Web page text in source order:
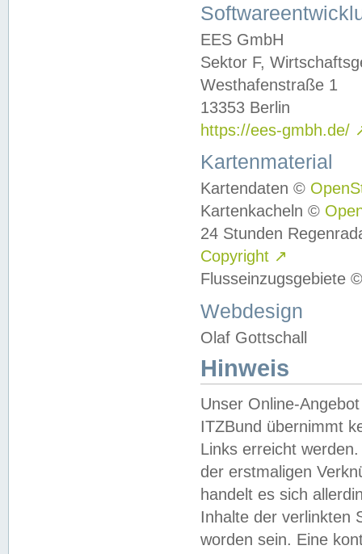
EES GmbH
Sektor F,
Westhafenstraße 1
13353 Berlin
https://ees-gmbh.de/
Kartenmaterial
Kartendaten ©
Kartenkacheln ©
24 Stunden
Copyright ↗
Flusseinzugsgebiete
Webdesign
Olaf Gottschall
Hinweis
Unser Online-
ITZBund übernimmt
Links erreicht
der erstmaligen
handelt es sich
Inhalte der verlinkten
worden sein. Eine